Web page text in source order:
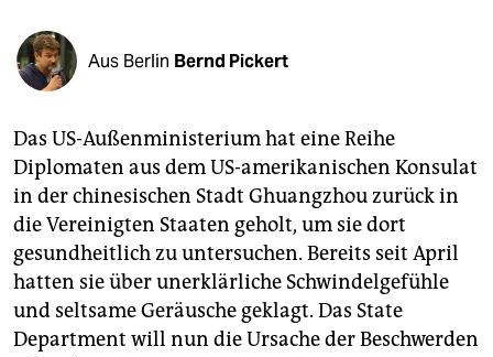
fragen & hilfe
abo
genossenschaft
epaper login
Aus Berlin Bernd Pickert
Das US-Außenministerium hat eine Reihe
Diplomaten aus dem US-amerikanischen Konsulat
in der chinesischen Stadt Ghuangzhou zurück in
die Vereinigten Staaten geholt, um sie dort
gesundheitlich zu untersuchen. Bereits seit April
hatten sie über unerklärliche Schwindelgefühle
und seltsame Geräusche geklagt. Das State
Department will nun die Ursache der Beschwerden